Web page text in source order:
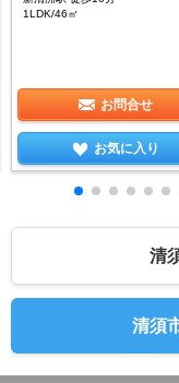
1LDK/46㎡
お問合せ
お気に入り
清
清須